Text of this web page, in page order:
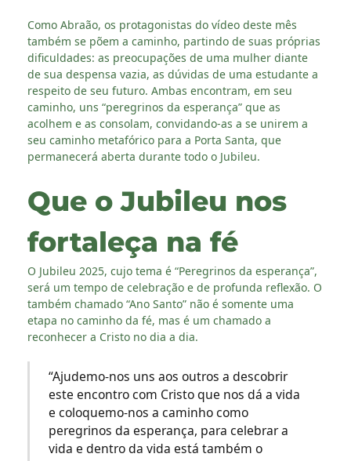
Como Abraão, os protagonistas do vídeo deste mês
também se põem a caminho, partindo de suas próprias
dificuldades: as preocupações de uma mulher diante
de sua despensa vazia, as dúvidas de uma estudante a
respeito de seu futuro. Ambas encontram, em seu
caminho, uns “peregrinos da esperança” que as
acolhem e as consolam, convidando-as a se unirem a
seu caminho metafórico para a Porta Santa, que
permanecerá aberta durante todo o Jubileu.
Que o Jubileu nos
fortaleça na fé
O Jubileu 2025, cujo tema é “Peregrinos da esperança”,
será um tempo de celebração e de profunda reflexão. O
também chamado “Ano Santo” não é somente uma
etapa no caminho da fé, mas é um chamado a
reconhecer a Cristo no dia a dia.
“Ajudemo-nos uns aos outros a descobrir
este encontro com Cristo que nos dá a vida
e coloquemo-nos a caminho como
peregrinos da esperança, para celebrar a
vida e dentro da vida está também o